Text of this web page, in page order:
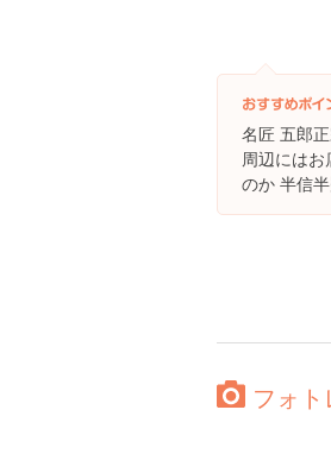
名匠 五郎
周辺には
のか 半信
フォト